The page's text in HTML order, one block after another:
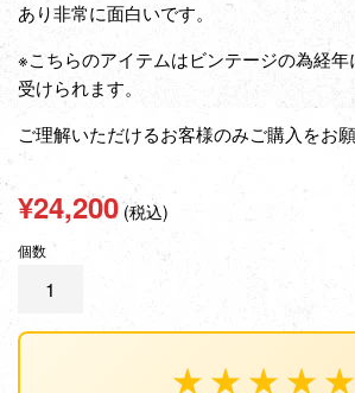
あり非常に面白いです。
※こちらのアイテムはビンテージの為経
受けられます。
ご理解いただけるお客様のみご購入をお願
通
常
価
¥24,200 (税込)
個数
★★★★★